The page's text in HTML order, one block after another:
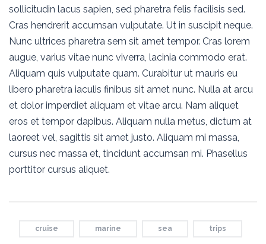
sollicitudin lacus sapien, sed pharetra felis facilisis sed.
Cras hendrerit accumsan vulputate. Ut in suscipit neque.
Nunc ultrices pharetra sem sit amet tempor. Cras lorem
augue, varius vitae nunc viverra, lacinia commodo erat.
Aliquam quis vulputate quam. Curabitur ut mauris eu
libero pharetra iaculis finibus sit amet nunc. Nulla at arcu
et dolor imperdiet aliquam et vitae arcu. Nam aliquet
eros et tempor dapibus. Aliquam nulla metus, dictum at
laoreet vel, sagittis sit amet justo. Aliquam mi massa,
cursus nec massa et, tincidunt accumsan mi. Phasellus
porttitor cursus aliquet.
cruise marine sea trips